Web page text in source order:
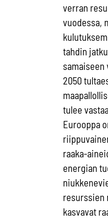
verran
vuodessa,
tahdin
samaiseen
2050
tulee
Eurooppa
raaka-
energian
resurssien
kasvavat